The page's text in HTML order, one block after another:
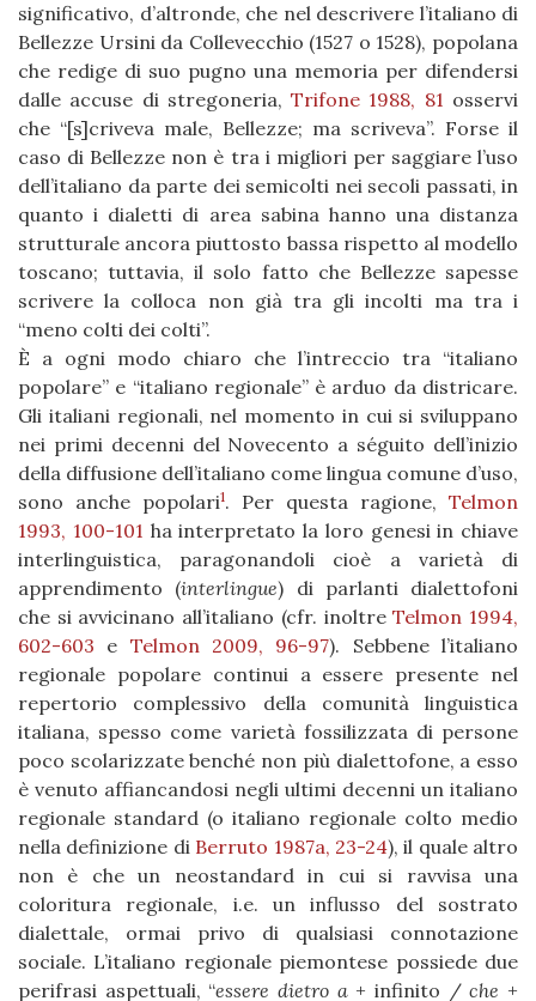
significativo, d’altronde, che nel descrivere l’italiano di
Bellezze Ursini da Collevecchio (1527 o 1528), popolana
che redige di suo pugno una memoria per difendersi
dalle accuse di stregoneria,Trifone 1988, 81 osservi
che “[s]criveva male, Bellezze; ma scriveva”. Forse il
caso di Bellezze non è tra i migliori per saggiare l’uso
dell’italiano da parte dei semicolti nei secoli passati, in
quanto i dialetti di area sabina hanno una distanza
strutturale ancora piuttosto bassa rispetto al modello
toscano; tuttavia, il solo fatto che Bellezze sapesse
scrivere la colloca non già tra gli incolti ma tra i
“meno colti dei colti”.
È a ogni modo chiaro che l’intreccio tra “italiano
popolare” e “italiano regionale” è arduo da districare.
Gli italiani regionali, nel momento in cui si sviluppano
nei primi decenni del Novecento a séguito dell’inizio
della diffusione dell’italiano come lingua comune d’uso,
sono anche popolari1. Per questa ragione, Telmon
1993, 100-101 ha interpretato la loro genesi in chiave
interlinguistica, paragonandoli cioè a varietà di
apprendimento (interlingue) di parlanti dialettofoni
che si avvicinano all’italiano (cfr. inoltreTelmon 1994,
602-603 e Telmon 2009, 96-97). Sebbene l’italiano
regionale popolare continui a essere presente nel
repertorio complessivo della comunità linguistica
italiana, spesso come varietà fossilizzata di persone
poco scolarizzate benché non più dialettofone, a esso
è venuto affiancandosi negli ultimi decenni un italiano
regionale standard (o italiano regionale colto medio
nella definizione di Berruto 1987a, 23-24), il quale altro
non è che un neostandard in cui si ravvisa una
coloritura regionale, i.e. un influsso del sostrato
dialettale, ormai privo di qualsiasi connotazione
sociale. L’italiano regionale piemontese possiede due
perifrasi aspettuali, “essere dietro a+ infinito /che +